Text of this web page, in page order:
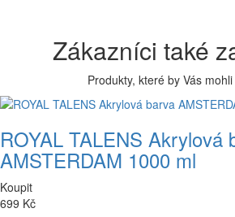
Zákazníci také
Produkty, které by Vás
ROYAL TALENS Akrylová
AMSTERDAM 1000 ml
Koupit
699 Kč